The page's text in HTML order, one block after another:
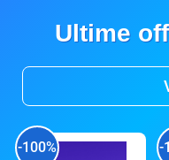
Ultime
-100% -